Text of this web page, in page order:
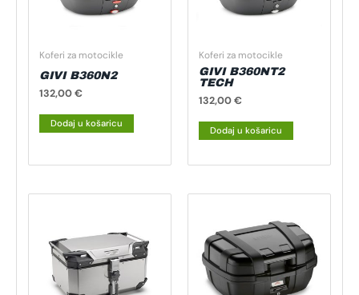
Koferi za motocikle
GIVI B360N2
132,00€
Dodaj u košaricu
Koferi za motocikle
GIVI B360NT2
TECH
132,00€
Dodaj u košaricu